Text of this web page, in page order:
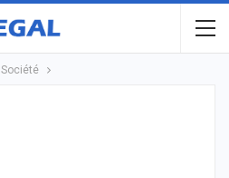
Société